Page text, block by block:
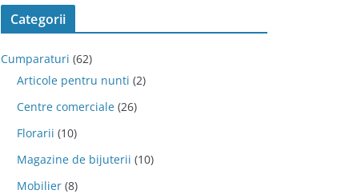
Categorii
Cumparaturi (62)
Articole pentru nunti (2)
Centre comerciale (26)
Florarii (10)
Magazine de bijuterii (10)
Mobilier (8)